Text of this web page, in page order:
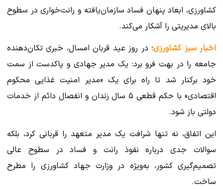
کشاورزی، ابعاد پنهان فساد سازمان‌یافته و رانت‌خواری در سطوح
بالای مدیریتی را آشکار می‌کند.
اخبار سبز کشاورزی؛ در روز عید قربان امسال، خبری تکان‌دهنده
جامعه را در بهت فرو برد: یک مدیر جهادی و پاکدست از سمت
خود برکنار شد تا راه برای یک «مدیر امنیت غذایی محکوم
اقتصادی» با حکم قطعی ۵ سال زندان و انفصال دائم از خدمات
دولتی باز شود.
این اتفاق، نه تنها شرافت یک مدیر متعهد را قربانی کرد، بلکه
سوالات جدی درباره نفوذ رانت و فساد در سطوح عالی
تصمیم‌گیری کشور، به‌ویژه در وزارت جهاد کشاورزی را مطرح
ساخت.